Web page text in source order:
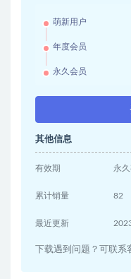
萌新用户
年度会员
永久会员
其他信息
有效期 永
累计销量 82
最近更新
下载遇到问题？可联